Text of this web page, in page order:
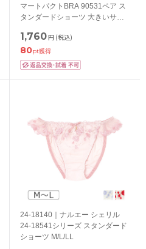
マートパクトBRA 90531ペア ス
タンダードショーツ 大きいサイ
1,760円 (税込)
80pt獲得
24-18140｜ナルエー シェリル
24-18541シリーズ スタンダード
ショーツ M/L/LL